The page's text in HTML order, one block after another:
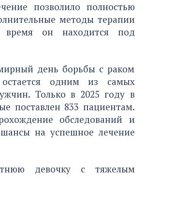
позволило полностью
методы терапии
время он находится под
день борьбы с раком
остается одним из самых
Только в 2025 году в
поставлен 833 пациентам.
обследований и
на успешное лечение
девочку с тяжелым